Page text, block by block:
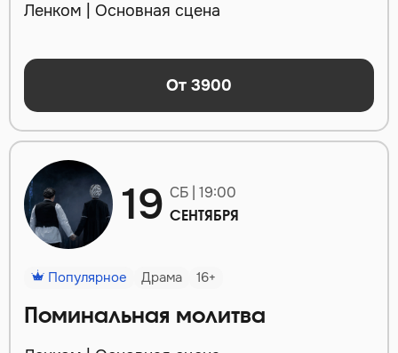
Ленком | Основная сцена
От 3900
19 СБ | 19:00
СЕНТЯБРЯ
Популярное Драма 16+
Поминальная молитва